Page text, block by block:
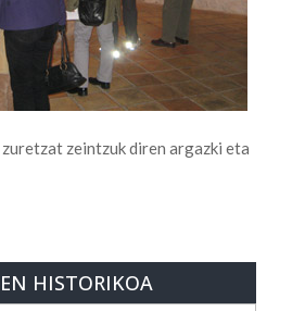
zeintzuk diren argazki eta
HISTORIKOA